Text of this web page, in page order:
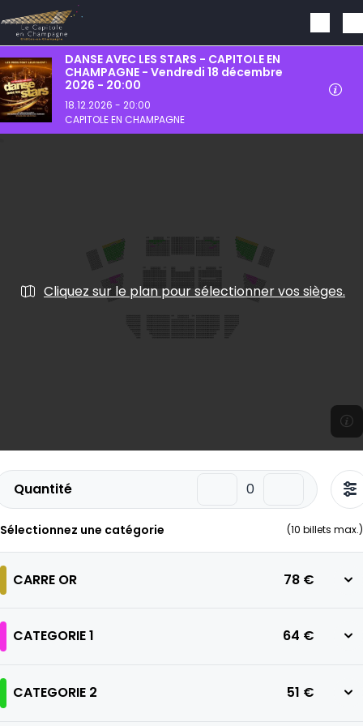
Aller au contenu principal
DANSE AVEC LES STARS - CAPITOLE EN
CHAMPAGNE - Vendredi 18 décembre
2026 - 20:00
18.12.2026 - 20:00
CAPITOLE EN CHAMPAGNE
Quantité
Sélectionnez une catégorie (10 billets max.)
CARRE OR 78 €
CATEGORIE 1 64 €
CATEGORIE 2 51 €